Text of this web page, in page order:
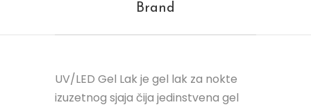
Brand
UV/LED Gel Lak je gel lak za nokte
izuzetnog sjaja čija jedinstvena gel